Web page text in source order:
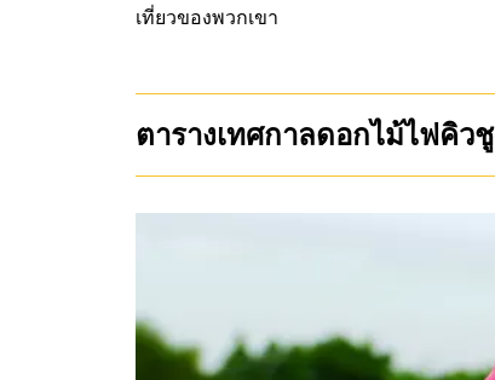
เที่ยวของพวกเขา
ตารางเทศกาลดอกไม้ไฟคิวชู